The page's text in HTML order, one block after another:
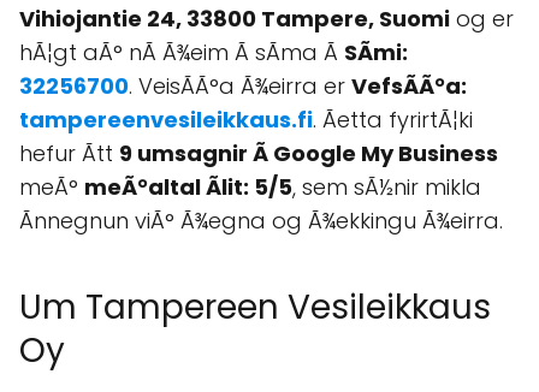
Vihiojantie 24, 33800 Tampere, Suomi og er
hÃ¦gt aÃ° nÃ Ã¾eim Ã sÃ­ma Ã SÃ­mi:
32256700. VeisÃ­Ã°a Ã¾eirra er VefsÃ­Ã°a:
tampereenvesileikkaus.fi. Ãetta fyrirtÃ¦ki
hefur Ãtt 9 umsagnir Ã Google My Business
meÃ° meÃ°altal Ãlit: 5/5, sem sÃ½nir mikla
Ãnnegnun viÃ° Ã¾egna og Ã¾ekkingu Ã¾eirra.
Um Tampereen Vesileikkaus
Oy